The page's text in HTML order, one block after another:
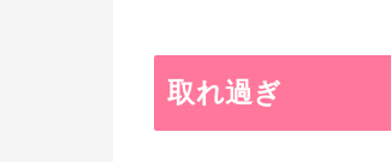
取れ過ぎ